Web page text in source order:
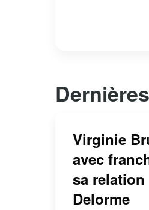
Virginie
avec
sa relation
Delorme